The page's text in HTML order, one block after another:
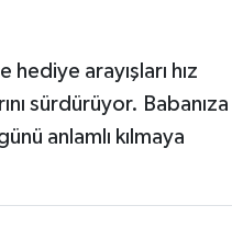
arayışları hız
sürdürüyor. Babanıza
anlamlı kılmaya